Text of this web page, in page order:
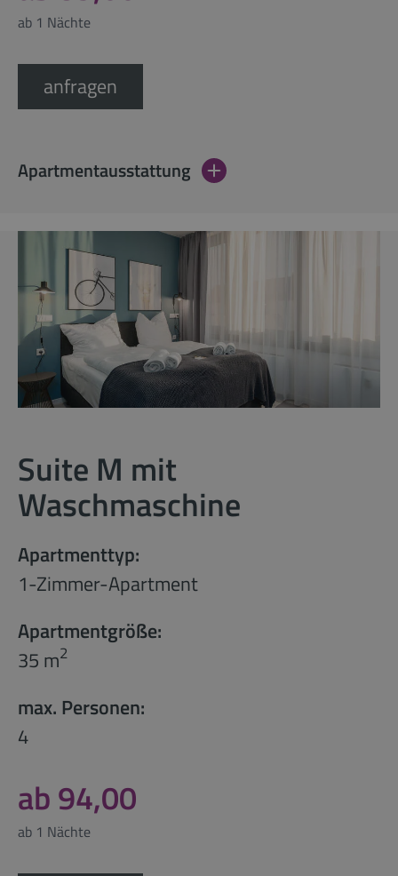
ab 1 Nächte
anfragen
Apartmentausstattung
Suite M mit
Waschmaschine
Apartmenttyp:
1-Zimmer-Apartment
Apartmentgröße:
35 m2
max. Personen:
4
ab 94,00
ab 1 Nächte